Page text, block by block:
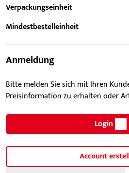
Verpackungseinheit
Mindestbestelleinheit
Anmeldung
Bitte melden Sie sich mit Ihren
Preisinformation zu erhalten oder
Login
Account